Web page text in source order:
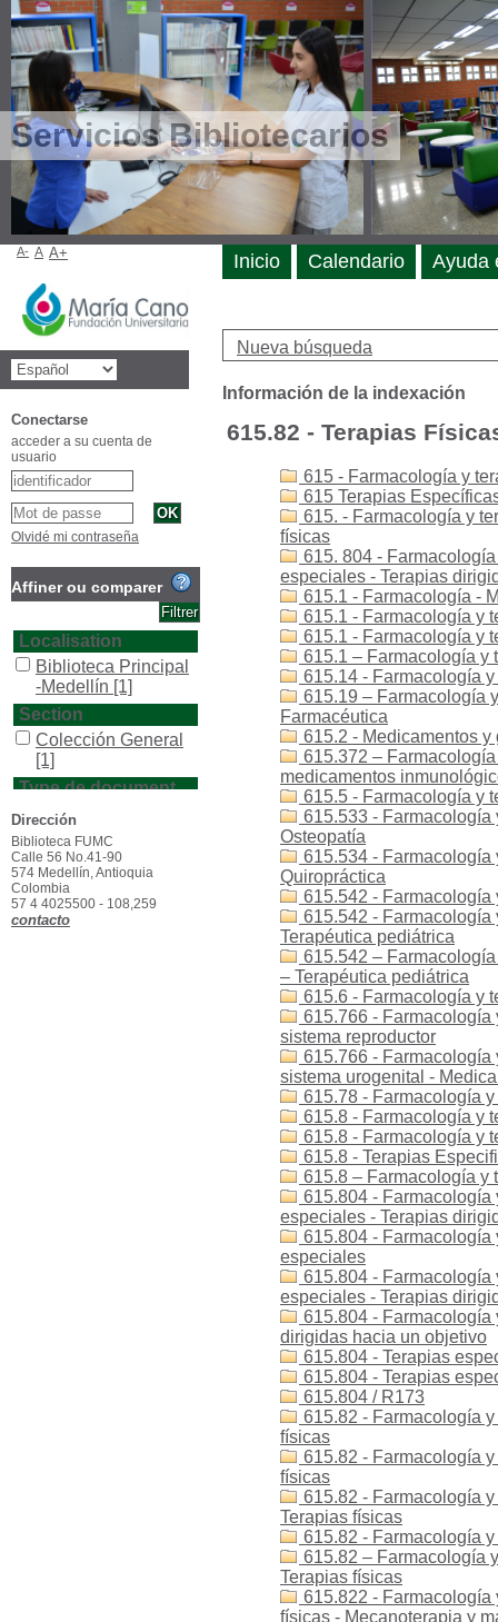
Servicios Bibliotecarios
Nueva búsqueda
Información de la indexación
615.82 - Terapias
615 - Farmacología y
615 Terapias
615. - Farmacología y
físicas
615. 804 -
especiales - Terapias
615.1 - Farmacología -
615.1 - Farmacología y
615.1 - Farmacología y
615.1 – Farmacología y
615.14 - Farmacología
615.19 – Farmacología
Farmacéutica
615.2 - Medicamentos
615.372 –
medicamentos
615.5 - Farmacología y
615.533 - Farmacología
Osteopatía
615.534 - Farmacología
Quiropráctica
615.542 - Farmacología
615.542 - Farmacología
Terapéutica pediátrica
615.542 –
– Terapéutica pediátrica
615.6 - Farmacología y
615.766 - Farmacología
sistema reproductor
615.766 - Farmacología
sistema urogenital -
615.78 - Farmacología
615.8 - Farmacología y
615.8 - Farmacología y
615.8 - Terapias
615.8 – Farmacología y
615.804 - Farmacología
especiales - Terapias
615.804 - Farmacología
especiales
615.804 - Farmacología
especiales - Terapias
615.804 - Farmacología
dirigidas hacia un objetivo
615.804 - Terapias
615.804 - Terapias
615.804 / R173
615.82 - Farmacología
físicas
615.82 - Farmacología
físicas
615.82 - Farmacología
Terapias físicas
615.82 - Farmacología
615.82 – Farmacología
Terapias físicas
615.822 - Farmacología
físicas - Mecanoterapia y
Inicio Calendario Ayuda
A- A A+
Conectarse
acceder a su cuenta de
usuario
Olvidé mi contraseña
Affiner ou comparer
Localisation
Biblioteca Principal
-Medellín [1]
Section
Colección General
[1]
Type de document
texto impreso
Dirección
Biblioteca FUMC
Calle 56 No.41-90
574 Medellín, Antioquia
Colombia
57 4 4025500 - 108,259
contacto